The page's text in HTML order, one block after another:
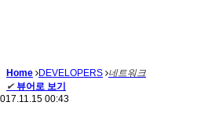
Home DEVELOPERS 네트워크
✔ 뷰어로 보기
00:43